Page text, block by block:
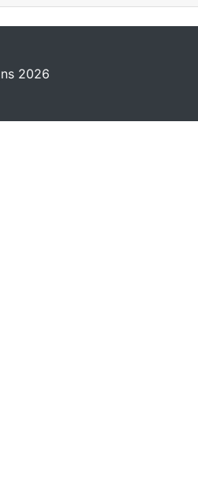
2026